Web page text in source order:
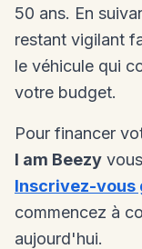
50 ans. En
restant vigilant
le véhicule qui
votre budget.
Pour financer
I am Beezy
Inscrivez-vous
commencez à
aujourd'hui.